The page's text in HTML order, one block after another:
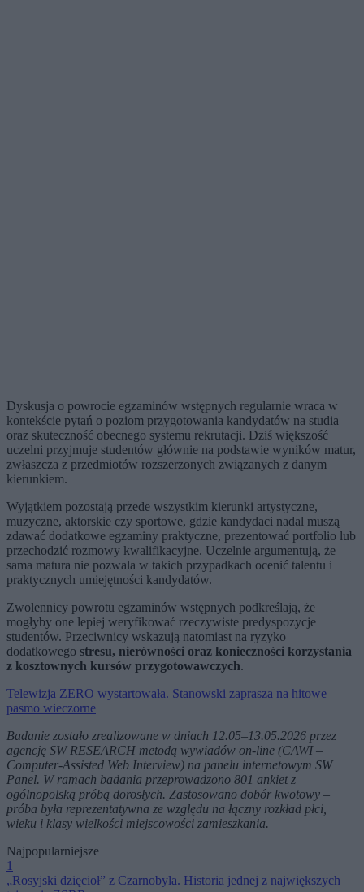
Dyskusja o powrocie egzaminów wstępnych regularnie wraca w
kontekście pytań o poziom przygotowania kandydatów na studia
oraz skuteczność obecnego systemu rekrutacji. Dziś większość
uczelni przyjmuje studentów głównie na podstawie wyników matur,
zwłaszcza z przedmiotów rozszerzonych związanych z danym
kierunkiem.
Wyjątkiem pozostają przede wszystkim kierunki artystyczne,
muzyczne, aktorskie czy sportowe, gdzie kandydaci nadal muszą
zdawać dodatkowe egzaminy praktyczne, prezentować portfolio lub
przechodzić rozmowy kwalifikacyjne. Uczelnie argumentują, że
sama matura nie pozwala w takich przypadkach ocenić talentu i
praktycznych umiejętności kandydatów.
Zwolennicy powrotu egzaminów wstępnych podkreślają, że
mogłyby one lepiej weryfikować rzeczywiste predyspozycje
studentów. Przeciwnicy wskazują natomiast na ryzyko
dodatkowego stresu, nierówności oraz konieczności korzystania
z kosztownych kursów przygotowawczych.
Telewizja ZERO wystartowała. Stanowski zaprasza na hitowe
pasmo wieczorne
Badanie zostało zrealizowane w dniach 12.05–13.05.2026 przez
agencję SW RESEARCH metodą wywiadów on‑line (CAWI –
Computer‑Assisted Web Interview) na panelu internetowym SW
Panel. W ramach badania przeprowadzono 801 ankiet z
ogólnopolską próbą dorosłych. Zastosowano dobór kwotowy –
próba była reprezentatywna ze względu na łączny rozkład płci,
wieku i klasy wielkości miejscowości zamieszkania.
Najpopularniejsze
1
„Rosyjski dzięcioł” z Czarnobyla. Historia jednej z największych